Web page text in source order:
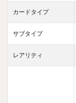
カードタイプ
サブタイプ
レアリティ